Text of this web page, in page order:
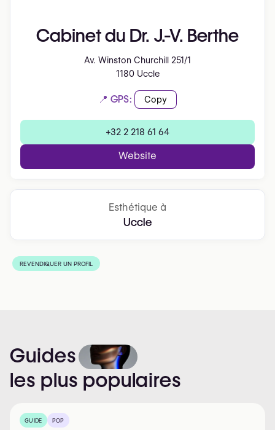
Cabinet du Dr. J.-V. Berthe
Av. Winston Churchill 251/1
1180 Uccle
📍 GPS: Copy
+32 2 218 61 64
Website
Esthétique à
Uccle
REVENDIQUER UN PROFIL
Guides
les plus populaires
GUIDE POP